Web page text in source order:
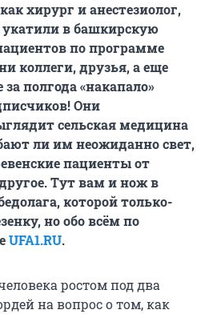
хирург и анестезиолог,
укатили в башкирскую
по программе
коллеги, друзья, а еще
полгода «накапало»
Они
сельская медицина
ли им неожиданно свет,
пациенты от
Тут вам и нож в
которой только-
но обо всём по
UFA1.RU.
ростом под два
на вопрос о том, как